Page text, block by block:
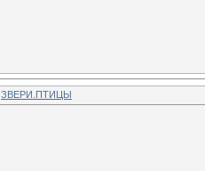
ЗВЕРИ.ПТИЦЫ